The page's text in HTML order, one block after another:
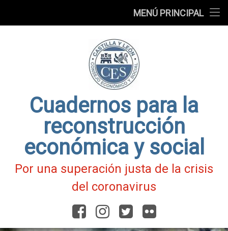
MENÚ PRINCIPAL
Cuadernos para la
reconstrucción
económica y social
Por una superación justa de la crisis
del coronavirus
FacebookInstagram
TwitterFlickr